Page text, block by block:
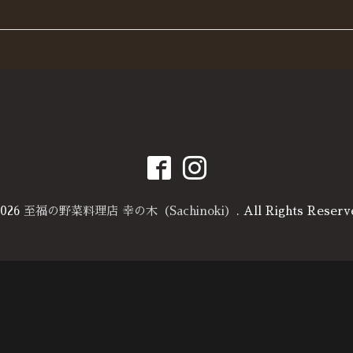
至福の野菜料理店 幸の木（Sachinoki） . All Rights